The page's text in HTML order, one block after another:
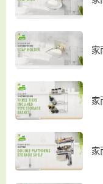
家
家
家